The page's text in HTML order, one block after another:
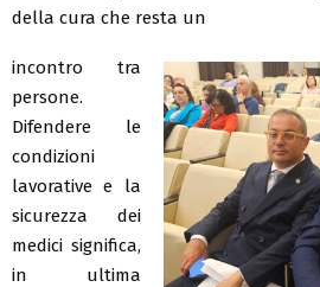
della cura che resta un
incontro tra
persone.
Difendere le
condizioni
lavorative e la
sicurezza dei
medici significa,
in ultima